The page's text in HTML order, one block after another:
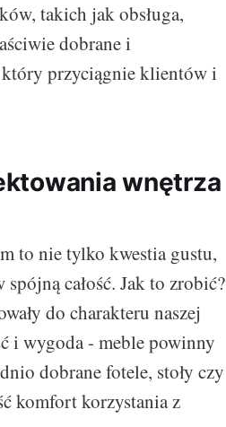
takich jak obsługa,
dobrane i
przyciągnie klientów i
wnętrza
to nie tylko kwestia gustu,
całość. Jak to zrobić?
do charakteru naszej
i wygoda - meble powinny
dobrane fotele, stoły czy
komfort korzystania z